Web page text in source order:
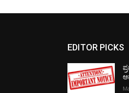
EDITOR PICKS